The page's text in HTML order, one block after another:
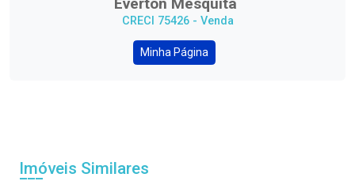
CRECI 75426 - Venda
Minha Página
Imóveis Similares